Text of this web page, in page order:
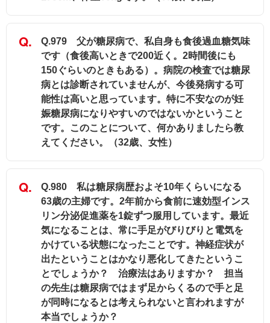
Q.979 父が糖尿病で、私自身も食後過血糖気味
です（食後高いときで200近く。2時間後にも
150ぐらいのときもある）。病院の検査では糖尿
病とは診断されていませんが、今後発病する可
能性は高いと思っています。特に不安なのが妊
娠糖尿病になりやすいのではないかということ
です。このことについて、何かありましたら教
えてください。（32歳、女性）
Q.980 私は糖尿病歴およそ10年くらいになる
63歳の主婦です。2年前から食前に速効型インス
リン分泌促進薬を1錠ずつ服用しています。最近
気になることは、常に手足がびりびりと電気を
かけている状態になったことです。神経症状が
出たということはかなり悪化してきたというこ
とでしょうか？ 治療法はありますか？ 担当
の先生は糖尿病ではまず足からくるので手と足
が同時になるとは考えられないと言われますが
本当でしょうか？